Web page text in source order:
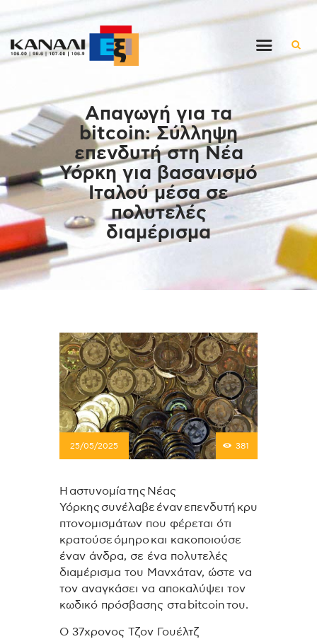
Απαγωγή για τα
bitcoin: Σύλληψη
επενδυτή στη Νέα
Υόρκη για βασανισμό
Ιταλού μέσα σε
πολυτελές
διαμέρισμα
Αρχική
Εκπομπές
Στον ρυθμό της μέρας
Ένθετα
Διαγωνισμοί/Live Links
Ποιοι είμαστε
Επικοινωνία
25/05/2025 381
Η αστυνομία της Νέας
Υόρκης συνέλαβε έναν επενδυτή κρυ
πτονομισμάτων που φέρεται ότι
κρατούσε όμηρο και κακοποιούσε
έναν άνδρα, σε ένα πολυτελές
διαμέρισμα του Μανχάταν, ώστε να
τον αναγκάσει να αποκαλύψει τον
κωδικό πρόσβασης στα bitcoin του.
Ο 37χρονος Τζον Γουέλτζ